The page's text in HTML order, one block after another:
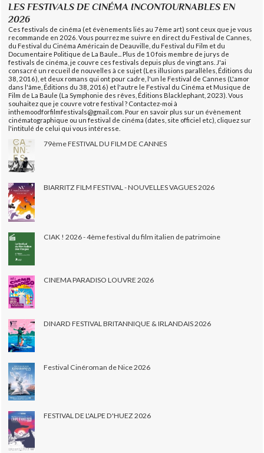
LES FESTIVALS DE CINÉMA INCONTOURNABLES EN
2026
Ces festivals de cinéma (et évènements liés au 7ème art) sont ceux que je vous
recommande en 2026. Vous pourrez me suivre en direct du Festival de Cannes,
du Festival du Cinéma Américain de Deauville, du Festival du Film et du
Documentaire Politique de La Baule... Plus de 10 fois membre de jurys de
festivals de cinéma, je couvre ces festivals depuis plus de vingt ans. J'ai
consacré un recueil de nouvelles à ce sujet (Les illusions parallèles, Éditions du
38, 2016), et deux romans qui ont pour cadre, l'un le Festival de Cannes (L'amor
dans l'âme, Éditions du 38, 2016) et l'autre le Festival du Cinéma et Musique de
Film de La Baule (La Symphonie des rêves, Éditions Blacklephant, 2023). Vous
souhaitez que je couvre votre festival ? Contactez-moi à
inthemoodforfilmfestivals@gmail.com. Pour en savoir plus sur un évènement
cinématographique ou un festival de cinéma (dates, site officiel etc), cliquez sur
l'intitulé de celui qui vous intéresse.
79ème FESTIVAL DU FILM DE CANNES
BIARRITZ FILM FESTIVAL - NOUVELLES VAGUES 2026
CIAK ! 2026 - 4ème festival du film italien de patrimoine
CINEMA PARADISO LOUVRE 2026
DINARD FESTIVAL BRITANNIQUE & IRLANDAIS 2026
Festival Cinéroman de Nice 2026
FESTIVAL DE L'ALPE D'HUEZ 2026